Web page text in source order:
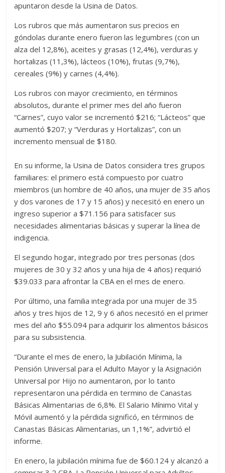
apuntaron desde la Usina de Datos.
Los rubros que más aumentaron sus precios en
góndolas durante enero fueron las legumbres (con un
alza del 12,8%), aceites y grasas (12,4%), verduras y
hortalizas (11,3%), lácteos (10%), frutas (9,7%),
cereales (9%) y carnes (4,4%).
Los rubros con mayor crecimiento, en términos
absolutos, durante el primer mes del año fueron
“Carnes”, cuyo valor se incrementó $216; “Lácteos” que
aumentó $207; y “Verduras y Hortalizas”, con un
incremento mensual de $180.
En su informe, la Usina de Datos considera tres grupos
familiares: el primero está compuesto por cuatro
miembros (un hombre de 40 años, una mujer de 35 años
y dos varones de 17 y 15 años) y necesitó en enero un
ingreso superior a $71.156 para satisfacer sus
necesidades alimentarias básicas y superar la línea de
indigencia.
El segundo hogar, integrado por tres personas (dos
mujeres de 30 y 32 años y una hija de 4 años) requirió
$39.033 para afrontar la CBA en el mes de enero.
Por último, una familia integrada por una mujer de 35
años y tres hijos de 12, 9 y 6 años necesitó en el primer
mes del año $55.094 para adquirir los alimentos básicos
para su subsistencia.
“Durante el mes de enero, la Jubilación Mínima, la
Pensión Universal para el Adulto Mayor y la Asignación
Universal por Hijo no aumentaron, por lo tanto
representaron una pérdida en termino de Canastas
Básicas Alimentarias de 6,8%. El Salario Mínimo Vital y
Móvil aumentó y la pérdida significó, en términos de
Canastas Básicas Alimentarias, un 1,1%”, advirtió el
informe.
En enero, la jubilación mínima fue de $60.124 y alcanzó a